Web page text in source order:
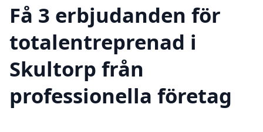
Få 3 erbjudanden för
totalentreprenad i
Skultorp från
professionella företag